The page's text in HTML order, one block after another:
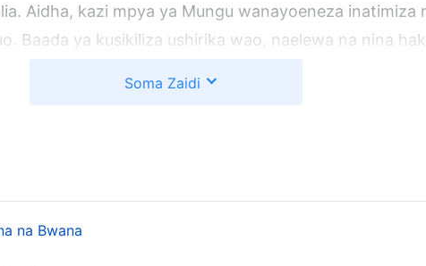
Aidha, kazi mpya ya Mungu wanayoeneza inatimiza
Baada ya kusikiliza ushirika wao, naelewa na nina
Je, si huu ni upumbavu mtupu? Ni vyema uharakishe
nilisema kwa hasira, “Unajua nini? Kupotoka kutoka
wangu alipopata wakati, alisoma kitabu ambacho
Soma Zaidi
na Bwana